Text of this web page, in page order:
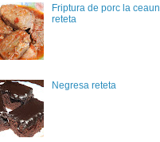
Friptura de porc la ceaun
reteta
Negresa reteta